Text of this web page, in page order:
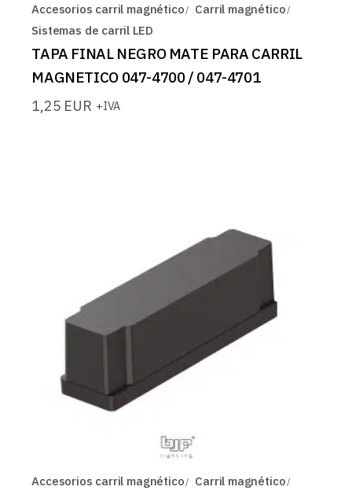
Accesorios carril magnético
Carril magnético
Sistemas de carril LED
TAPA FINAL NEGRO MATE PARA CARRIL
MAGNETICO 047-4700 / 047-4701
1,25 EUR +IVA
Accesorios carril magnético
Carril magnético